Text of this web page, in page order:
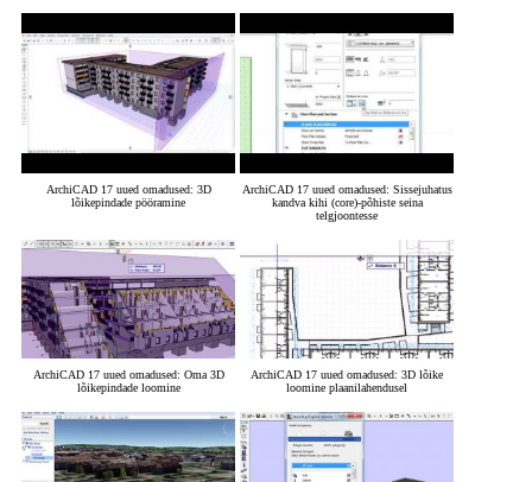
ArchiCAD 17 uued omadused: 3D
lõikepindade pööramine
ArchiCAD 17 uued omadused: Sissejuhatus
kandva kihi (core)-põhiste seina
telgjoontesse
ArchiCAD 17 uued omadused: Oma 3D
lõikepindade loomine
ArchiCAD 17 uued omadused: 3D lõike
loomine plaanilahendusel